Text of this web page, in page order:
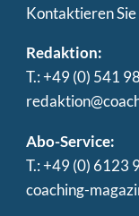
Kontaktieren Sie
Redaktion:
T.: +49 (0) 541
Abo-Service:
T.: +49 (0) 6123
coaching-